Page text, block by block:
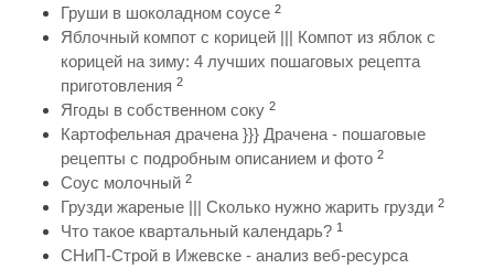
Груши в шоколадном соусе 2
Яблочный компот с корицей ||| Компот из яблок с
корицей на зиму: 4 лучших пошаговых рецепта
приготовления 2
Ягоды в собственном соку 2
Картофельная драчена }}} Драчена - пошаговые
рецепты с подробным описанием и фото 2
Соус молочный 2
Грузди жареные ||| Сколько нужно жарить грузди 2
Что такое квартальный календарь? 1
СНиП-Строй в Ижевске - анализ веб-ресурса